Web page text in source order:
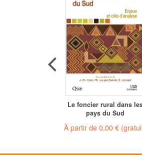
Le foncier rural dans
pays du Sud
À partir de 0,00 €